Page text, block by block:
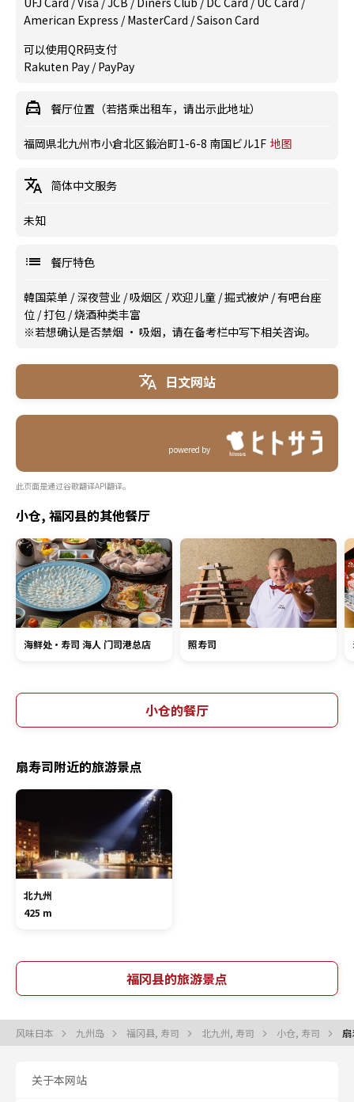
American Express / MasterCard / Saison Card
可以使用QR码支付
Rakuten Pay / PayPay
餐厅位置（若搭乘出租车，请出示此地址）
福岡県北九州市小倉北区鍛治町1-6-8 南国ビル1F 地图
简体中文服务
未知
餐厅特色
韓国菜单 /深夜营业 /吸烟区 /欢迎儿童 /掘式被炉 /有吧台座
位 /打包 /烧酒种类丰富
※若想确认是否禁烟 · 吸烟，请在备考栏中写下相关咨询。
日文网站
powered by
此页面是通过谷歌翻译API翻译。
小仓, 福冈县的其他餐厅
海鲜处・寿司 海人 门司港总店 照寿司
小仓的餐厅
扇寿司附近的旅游景点
北九州
425 m
福冈县的旅游景点
风味日本 九州岛 福冈县, 寿司 北九州, 寿司 小仓, 寿司
关于本网站